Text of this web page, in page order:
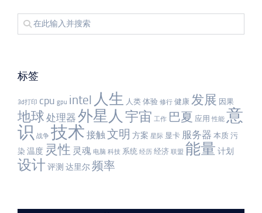
标签
3d打印 cpu gpu intel 人生 人类 体验 修行 健康 发展 因果
地球 处理器 外星人 宇宙 工作 巴夏 应用 性能 意
识 战争 技术 接触文明 方案 星际 显卡 服务器 本质 污
染 温度 灵性 灵魂 电脑 科技 系统 经历 经济 联盟 能量 计划
设计评测 达里尔频率